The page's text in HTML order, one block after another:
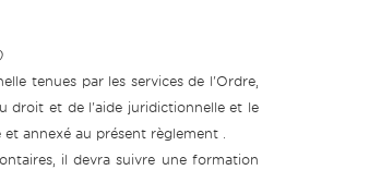
tenues par les services de l'Ordre,
droit et de l'aide juridictionnelle et le
annexé au présent règlement .
il devra suivre une formation